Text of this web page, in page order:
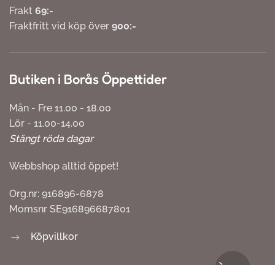
Frakt 69:-
Fraktfritt vid köp över 900:-
Butiken i Borås Öppettider
Mån - Fre 11.00 - 18.00
Lör - 11.00-14.00
Stängt röda dagar
Webbshop alltid öppet!
Org.nr: 916896-6878
Momsnr SE916896687801
Köpvillkor